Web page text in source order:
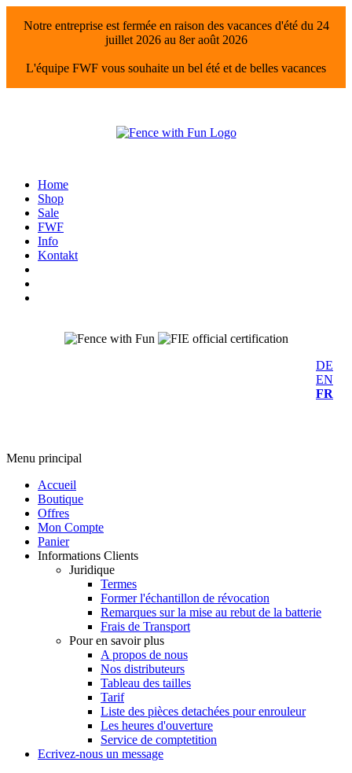
Notre entreprise est fermée en raison des vacances d'été du 24
juillet 2026 au 8er août 2026
L'équipe FWF vous souhaite un bel été et de belles vacances
Home
Shop
Sale
FWF
Info
Kontakt
DE
EN
FR
Menu principal
Accueil
Boutique
Offres
Mon Compte
Panier
Informations Clients
Juridique
Termes
Former l'échantillon de révocation
Remarques sur la mise au rebut de la batterie
Frais de Transport
Pour en savoir plus
A propos de nous
Nos distributeurs
Tableau des tailles
Tarif
Liste des pièces detachées pour enrouleur
Les heures d'ouverture
Service de comptetition
Ecrivez-nous un message